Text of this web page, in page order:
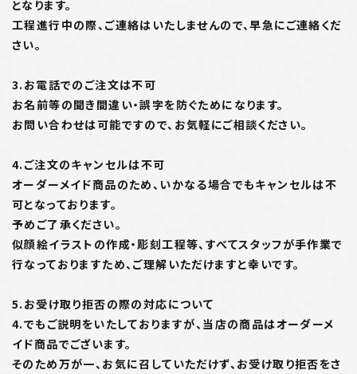
となります。
工程進行中の際、ご連絡はいたしませんので、早急にご連絡くだ
さい。
3.お電話でのご注文は不可
お名前等の聞き間違い・誤字を防ぐためになります。
お問い合わせは可能ですので、お気軽にご相談ください。
4.ご注文のキャンセルは不可
オーダーメイド商品のため、いかなる場合でもキャンセルは不
可となっております。
予めご了承ください。
似顔絵イラストの作成・彫刻工程等、すべてスタッフが手作業で
行なっておりますため、ご理解いただけますと幸いです。
5.お受け取り拒否の際の対応について
4.でもご説明をいたしておりますが、当店の商品はオーダーメ
イド商品でございます。
そのため万が一、お気に召していただけず、お受け取り拒否をさ